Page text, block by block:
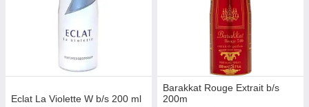
Eclat La Violette W b/s 200 ml
Barakkat Rouge Extrait b/s
200m